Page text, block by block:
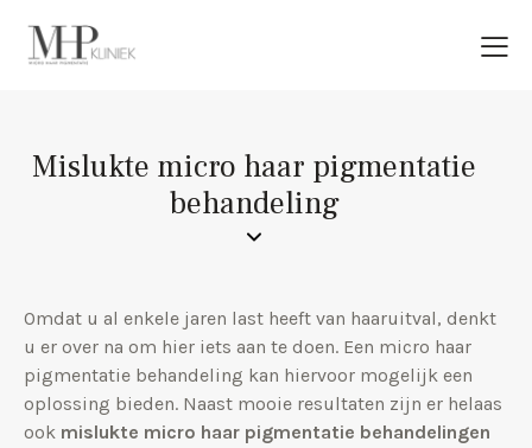
Mislukte micro haar pigmentatie
behandeling
Omdat u al enkele jaren last heeft van haaruitval, denkt
u er over na om hier iets aan te doen. Een micro haar
pigmentatie behandeling kan hiervoor mogelijk een
oplossing bieden. Naast mooie resultaten zijn er helaas
ook mislukte micro haar pigmentatie behandelingen